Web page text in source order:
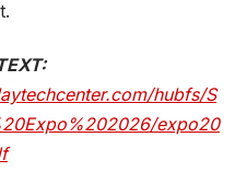
hubfs/S
expo20